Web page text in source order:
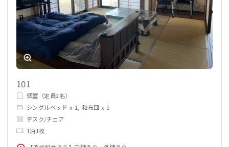
101
個室（定員2名）
シングルベッド x 1, 和布団 x 1
デスク/チェア
1泊1枚